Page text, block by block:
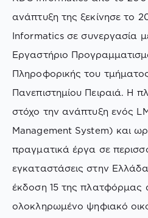
ανάπτυξη της ξεκίνησε το
Informatics σε συνεργασία
Εργαστήριο
Πληροφορικής του
Πανεπιστημίου Πειραιά. Η
στόχο την ανάπτυξη ενός
Management System) και
πραγματικά έργα σε
εγκαταστάσεις στην
έκδοση 15 της πλατφόρμας
ολοκληρωμένο ψηφιακό